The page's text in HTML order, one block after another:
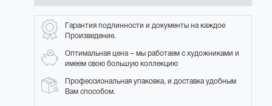
Гарантия подлинности и документы на каждое
Произведение.
Оптимальная цена – мы работаем с художниками и
имеем свою большую коллекцию
Профессиональная упаковка, и доставка удобным
Вам способом.